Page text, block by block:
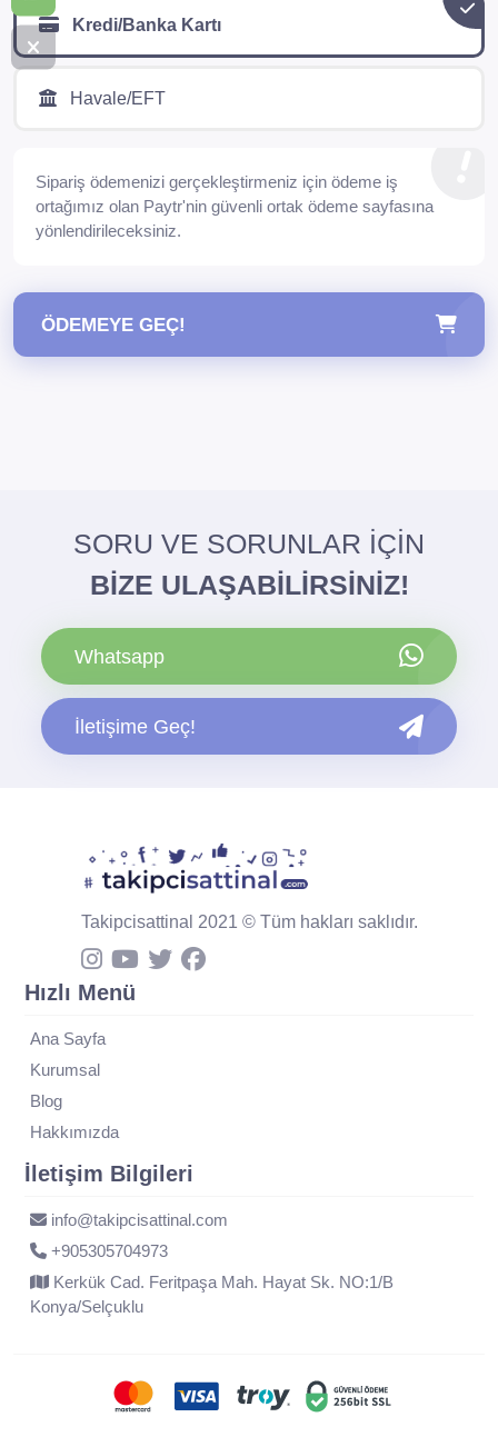
Kredi/Banka Kartı
Havale/EFT
Sipariş ödemenizi gerçekleştirmeniz için ödeme iş
ortağımız olan Paytr'nin güvenli ortak ödeme sayfasına
yönlendirileceksiniz.
ÖDEMEYE GEÇ!
SORU VE SORUNLAR İÇİN
BİZE ULAŞABİLİRSİNİZ!
Whatsapp
İletişime Geç!
Takipcisattinal 2021 © Tüm hakları saklıdır.
Hızlı Menü
Ana Sayfa
Kurumsal
Blog
Hakkımızda
İletişim Bilgileri
info@takipcisattinal.com
+905305704973
Kerkük Cad. Feritpaşa Mah. Hayat Sk. NO:1/B
Konya/Selçuklu